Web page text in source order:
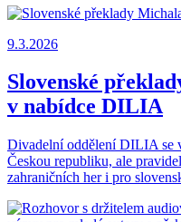
9.3.2026
Slovenské
v nabídce DILIA
Divadelní oddělení DILIA se
Českou republiku, ale
zahraničních her i pro